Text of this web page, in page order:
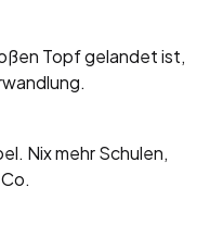
Topf gelandet ist,
Nix mehr Schulen,